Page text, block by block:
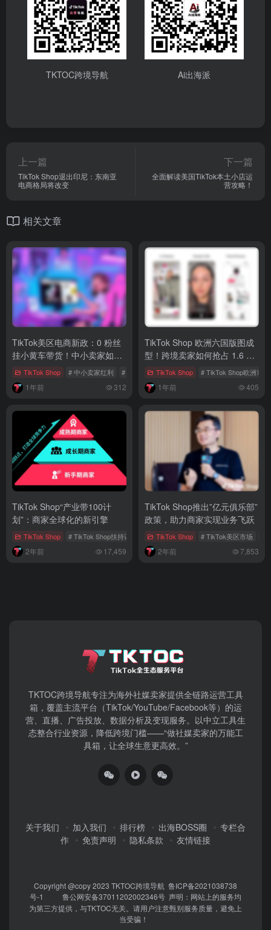
TKTOC跨境导航 Ai出海派
上一篇
TikTok Shop退出印尼：东南亚
电商格局将改变
下一篇
全面解读美国TikTok本土小店运
营攻略！
相关文章
TikTok美区电商新政：0 粉丝
挂小黄车带货！中小卖家如何
抓住红利与规避风险？
TikTok Shop # 中小卖家红利 # TikTok渠道号 # 小黄车带货
1年前 312
TikTok Shop 欧洲六国版图成
型！跨境卖家如何抢占 1.6 亿
消费沃土新红利？
TikTok Shop # TikTok Shop欧洲市场
1年前 405
TikTok Shop“产业带100计
划”：商家全球化的新引擎
TikTok Shop # TikTok Shop扶持计划 # 全球电商领域 # 全球产业带
2年前 17,459
TikTok Shop推出”亿元俱乐部”
政策，助力商家实现业务飞跃
TikTok Shop # TikTok美区市场
2年前 7,853
TKTOC跨境导航​专注为海外社媒卖家提供全链路运营工具
箱，覆盖主流平台（TikTok/YouTube/Facebook等）​的运
营、直播、广告投放、数据分析及变现服务。以中立工具生
态整合行业资源，降低跨境门槛——“做社媒卖家的万能工
具箱，让全球生意更高效。”
关于我们 加入我们 排行榜 出海BOSS圈
专栏合
作
免责声明 隐私条款 友情链接
Copyright @copy 2023 TKTOC跨境导航 鲁ICP备2021038738
号-1
鲁公网安备37011202002346号 声明：网站上的服务均
为第三方提供，与TKTOC无关。请用户注意甄别服务质量，避免上
当受骗！